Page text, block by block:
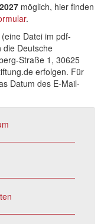
möglich, hier finden
.
Datei im pdf-
die Deutsche
Straße 1, 30625
erfolgen. Für
Datum des E-Mail-